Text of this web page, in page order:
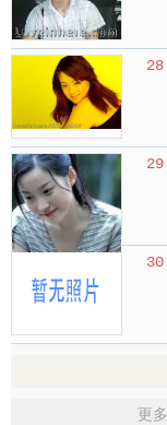
28
29
30
更